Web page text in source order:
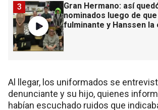
Gran Hermano: así
nominados luego de
fulminante y Hanssen la
3
Al llegar, los uniformados se
denunciante y su hijo, quienes
habían escuchado ruidos que